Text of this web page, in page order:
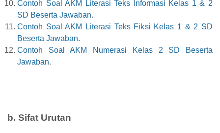
Contoh Soal AKM Literasi Teks Informasi Kelas 1 & 2
SD Beserta Jawaban.
Contoh Soal AKM Literasi Teks Fiksi Kelas 1 & 2 SD
Beserta Jawaban.
Contoh Soal AKM Numerasi Kelas 2 SD Beserta
Jawaban.
b. Sifat Urutan